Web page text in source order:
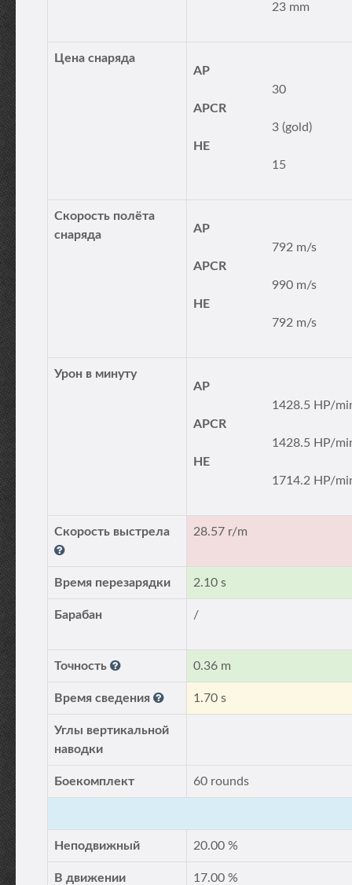
23 mm
Цена снаряда
AP
30
APCR
3 (gold)
HE
15
Скорость полёта
снаряда
AP
792 m/s
APCR
990 m/s
HE
792 m/s
Урон в минуту
AP
1428.5 HP/
APCR
1428.5 HP/
HE
1714.2 HP/
Скорость выстрела 28.57 r/m
Время перезарядки 2.10 s
Барабан /
Точность 0.36 m
Время сведения 1.70 s
Углы вертикальной
наводки
Боекомплект 60 rounds
Неподвижный 20.00 %
В движении 17.00 %